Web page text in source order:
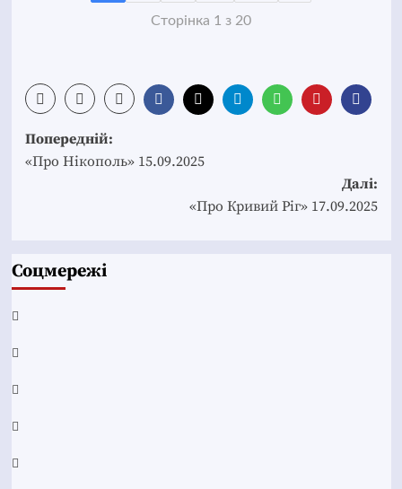
Сторінка 1 з 20
Post
navigation
Попередній:
«Про Нікополь» 15.09.2025
Далі:
«Про Кривий Ріг» 17.09.2025
Соцмережі
Facebook
YouTube
Telegram
Instagram
Twitter